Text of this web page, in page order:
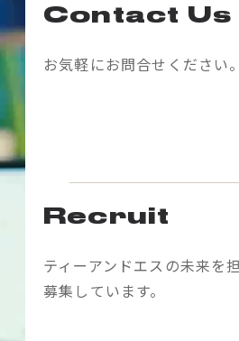
ゲ
ー
シ
ョ
ン
Contact Us
お気軽にお問合せください。
Recruit
ティーアンドエスの未来を
募集しています。